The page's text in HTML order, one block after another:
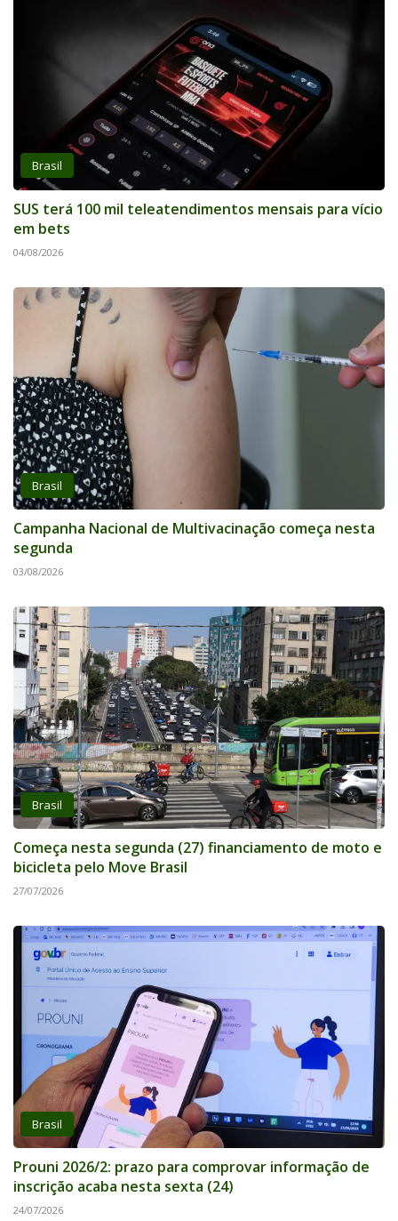
Brasil
SUS terá 100 mil teleatendimentos mensais para vício
em bets
04/08/2026
Brasil
Campanha Nacional de Multivacinação começa nesta
segunda
03/08/2026
Brasil
Começa nesta segunda (27) financiamento de moto e
bicicleta pelo Move Brasil
27/07/2026
Brasil
Prouni 2026/2: prazo para comprovar informação de
inscrição acaba nesta sexta (24)
24/07/2026